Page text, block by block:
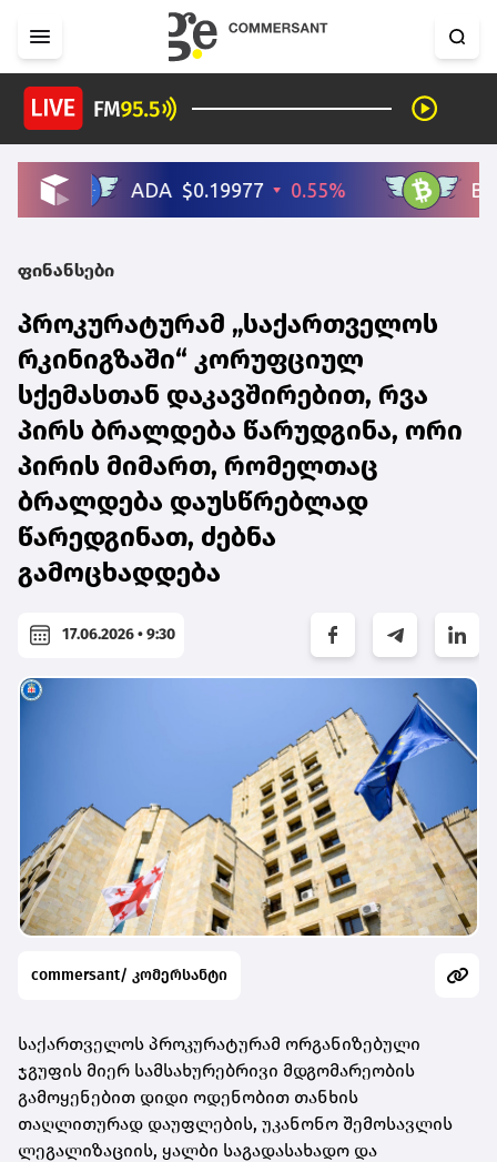
ფინანსები
პროკურატურამ „საქართველოს
რკინიგზაში“ კორუფციულ
სქემასთან დაკავშირებით, რვა
პირს ბრალდება წარუდგინა, ორი
პირის მიმართ, რომელთაც
ბრალდება დაუსწრებლად
წარედგინათ, ძებნა
გამოცხადდება
17.06.2026 • 9:30
commersant/ კომერსანტი
საქართველოს პროკურატურამ ორგანიზებული
ჯგუფის მიერ სამსახურებრივი მდგომარეობის
გამოყენებით დიდი ოდენობით თანხის
თაღლითურად დაუფლების, უკანონო შემოსავლის
ლეგალიზაციის, ყალბი საგადასახადო და